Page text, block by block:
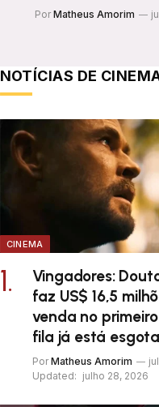
Por Matheus Amorim
NOTÍCIAS DE
CINEMA
Vingadores:
faz US$ 16,5
venda no
fila já está
Por Matheus Amorim
Updated: julho 28, 2026